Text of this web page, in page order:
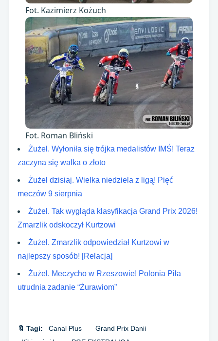
Fot. Kazimierz Kożuch
Fot. Roman Bliński
Żużel. Wyłoniła się trójka medalistów IMŚ! Teraz
zaczyna się walka o złoto
Żużel dzisiaj. Wielka niedziela z ligą! Pięć
meczów 9 sierpnia
Żużel. Tak wygląda klasyfikacja Grand Prix 2026!
Zmarzlik odskoczył Kurtzowi
Żużel. Zmarzlik odpowiedział Kurtzowi w
najlepszy sposób! [Relacja]
Żużel. Meczycho w Rzeszowie! Polonia Piła
utrudnia zadanie “Żurawiom”
🔖 Tagi: Canal Plus
Grand Prix Danii